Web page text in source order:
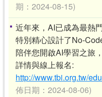
期：2024-08-15)
近年來，AI已成為最熱
特別精心設計了No-
陪伴您開啟AI學習之旅
詳情與線上報名:
http://www.tbi.org.tw/
佈日期：2024-08-06)